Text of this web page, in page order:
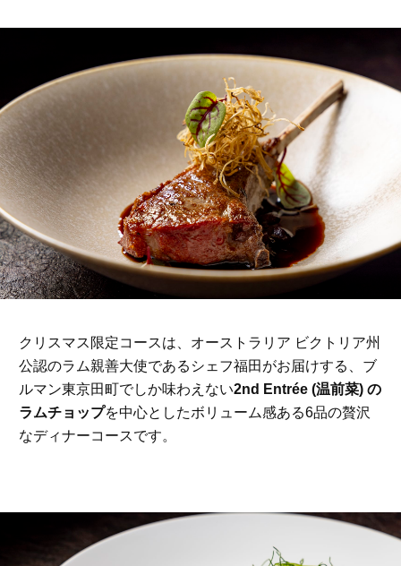
クリスマス限定コースは、オーストラリア ビクトリア州
公認のラム親善大使であるシェフ福田がお届けする、ブ
ルマン東京田町でしか味わえない2nd Entrée (温前菜) の
ラムチョップを中心としたボリューム感ある6品の贅沢
なディナーコースです。